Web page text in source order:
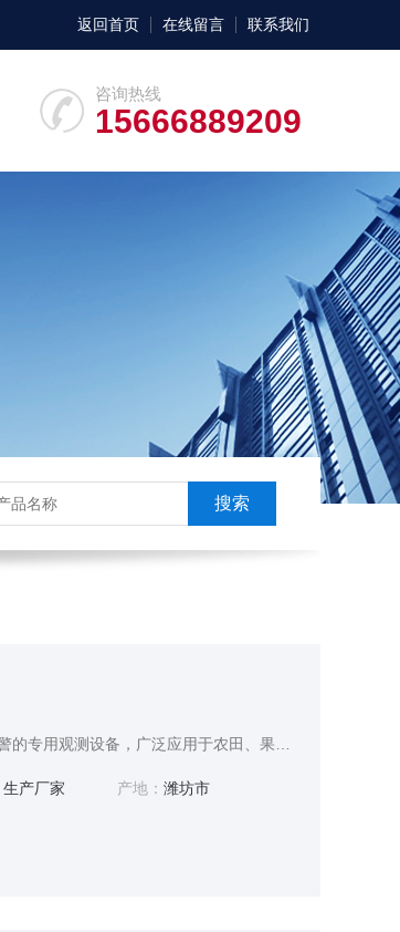
返回首页 在线留言 联系我们
咨询热线
15666889209
生产厂家 产地：潍坊市